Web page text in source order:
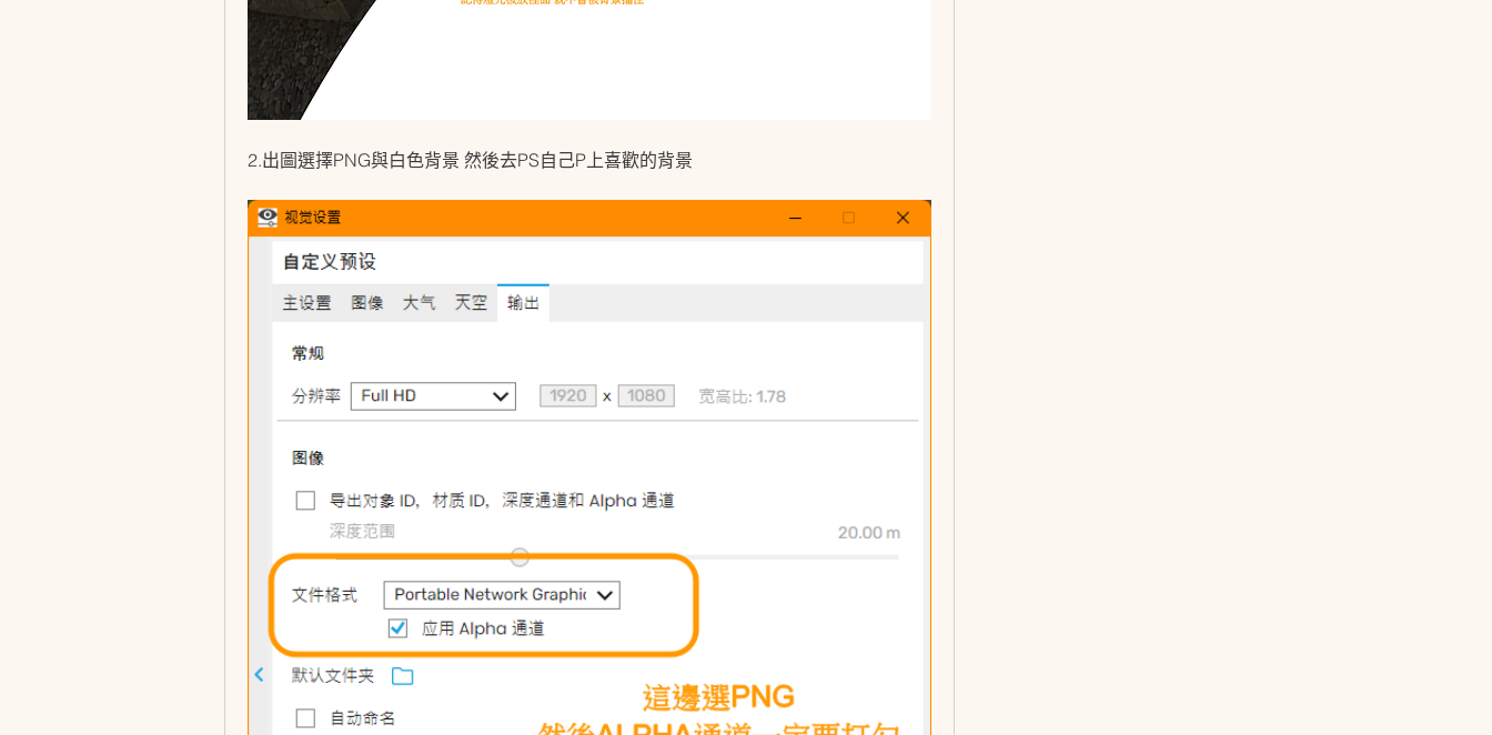
2.出圖選擇PNG與白色背景 然後去PS自己P上喜歡的背景